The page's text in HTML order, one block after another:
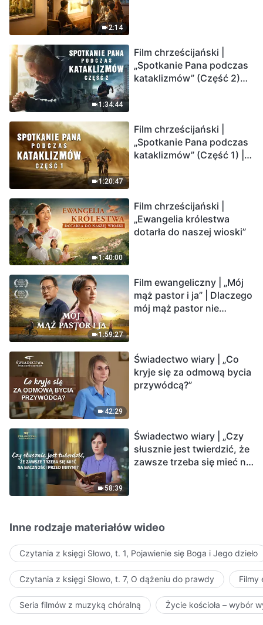
2:14
1:34:44
Film chrześcijański |
„Spotkanie Pana podczas
kataklizmów” (Część 2)
Ludzkość weszła w
odliczanie. Czy znalazłeś
już drogę ocalenia?
1:20:47
Film chrześcijański |
„Spotkanie Pana podczas
kataklizmów” (Część 1) |
1:40:00
Film chrześcijański |
„Ewangelia królestwa
dotarła do naszej wioski”
1:59:27
Film ewangeliczny | „Mój
mąż pastor i ja” | Dlaczego
mój mąż pastor nie
42:29
Świadectwo wiary | „Co
kryje się za odmową bycia
przywódcą?”
58:39
Świadectwo wiary | „Czy
słusznie jest twierdzić, że
zawsze trzeba się mieć na
Inne rodzaje materiałów wideo
Czytania z księgi Słowo, t. 1, Pojawienie się Boga i Jego dzieło
Czytania z księgi Słowo, t. 7, O dążeniu do prawdy Filmy
Seria filmów z muzyką chóralną Życie kościoła – wybór